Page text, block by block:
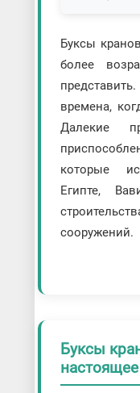
Буксы
более
времена,
Далекие
которые
Египте,
сооружений.
Буксы
настоящее